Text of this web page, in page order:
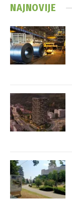
NAJNOVIJE